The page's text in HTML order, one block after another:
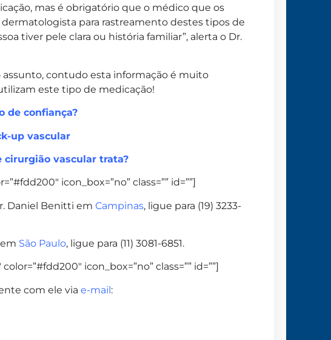
mas é obrigatório que o médico que os
para rastreamento destes tipos de
tiver pele clara ou história familiar”, alerta o Dr.
assunto, contudo esta informação é muito
este tipo de medicação!
de confiança?
up vascular
cirurgião vascular trata?
icon_box=”no” class=”” id=””]
Daniel Benitti em Campinas, ligue para (19) 3233-
São Paulo, ligue para (11) 3081-6851.
icon_box=”no” class=”” id=””]
com ele via e-mail: